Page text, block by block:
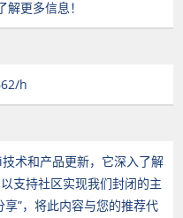
更多信息！
h
术和产品更新，它深入了解
支持社区实现我们封闭的主
”，将此内容与您的推荐代